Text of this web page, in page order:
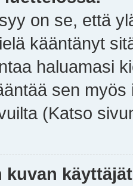
on se, että
kääntänyt
haluamasi
sen
(Katso
kuvan